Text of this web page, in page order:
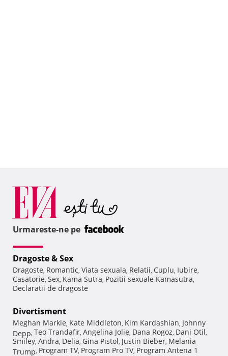
Urmareste-ne pe
Dragoste & Sex
Dragoste, Romantic, Viata sexuala, Relatii, Cuplu, Iubire,
Casatorie, Sex, Kama Sutra, Pozitii sexuale Kamasutra,
Declaratii de dragoste
Divertisment
Meghan Markle, Kate Middleton, Kim Kardashian, Johnny
Depp, Teo Trandafir, Angelina Jolie, Dana Rogoz, Dani Otil,
Smiley, Andra, Delia, Gina Pistol, Justin Bieber, Melania
Trump, Program TV, Program Pro TV, Program Antena 1